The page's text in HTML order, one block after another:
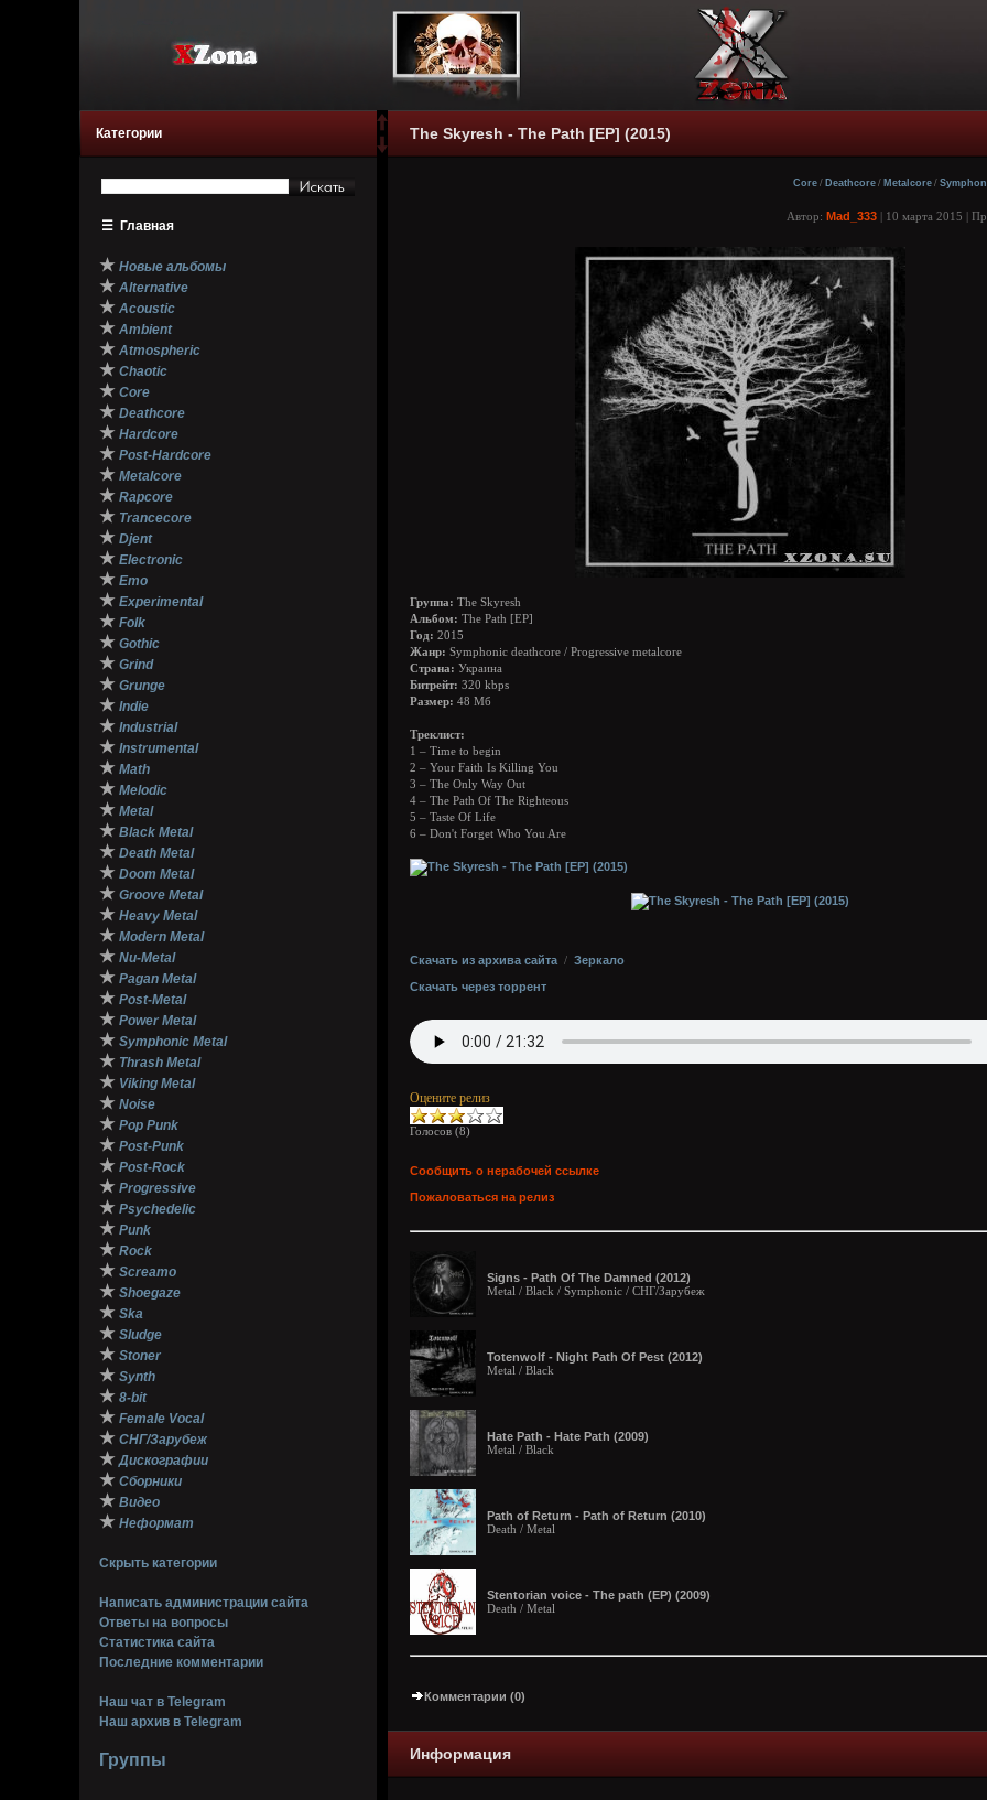
Категории
☰ Главная
★ Новые альбомы
★ Alternative
★ Acoustic
★ Ambient
★ Atmospheric
★ Chaotic
★ Core
★ Deathcore
★ Hardcore
★ Post-Hardcore
★ Metalcore
★ Rapcore
★ Trancecore
★ Djent
★ Electronic
★ Emo
★ Experimental
★ Folk
★ Gothic
★ Grind
★ Grunge
★ Indie
★ Industrial
★ Instrumental
★ Math
★ Melodic
★ Metal
★ Black Metal
★ Death Metal
★ Doom Metal
★ Groove Metal
★ Heavy Metal
★ Modern Metal
★ Nu-Metal
★ Pagan Metal
★ Post-Metal
★ Power Metal
★ Symphonic Metal
★ Thrash Metal
★ Viking Metal
★ Noise
★ Pop Punk
★ Post-Punk
★ Post-Rock
★ Progressive
★ Psychedelic
★ Punk
★ Rock
★ Screamo
★ Shoegaze
★ Ska
★ Sludge
★ Stoner
★ Synth
★ 8-bit
★ Female Vocal
★ СНГ/Зарубеж
★ Дискографии
★ Сборники
★ Видео
★ Неформат
Скрыть категории
Написать администрации сайта
Ответы на вопросы
Статистика сайта
Последние комментарии
Наш чат в Telegram
Наш архив в Telegram
Группы
The Skyresh - The Path [ЕР] (2015)
Core / Deathcore / Metalcore /
Автор: Mad_333 | 10 марта 2015 |
Группа: The Skyresh
Альбом: The Path [ЕР]
Год: 2015
Жанр: Symphonic deathcore / Progressive metalcore
Страна: Украина
Битрейт: 320 kbps
Размер: 48 Мб
Треклист:
1 – Time to begin
2 – Your Faith Is Killing You
3 – The Only Way Out
4 – The Path Of The Righteous
5 – Taste Of Life
6 – Don't Forget Who You Are
Скачать из архива сайта / Зеркало
Скачать через торрент
Оцените релиз
Голосов (8)
Сообщить о нерабочей ссылке
Пожаловаться на релиз
Signs - Path Of The Damned (2012)
Metal / Black / Symphonic / СНГ/Зарубеж
Totenwolf - Night Path Of Pest (2012)
Metal / Black
Hate Path - Hate Path (2009)
Metal / Black
Path of Return - Path of Return (2010)
Death / Metal
Stentorian voice - The path (EP) (2009)
Death / Metal
Комментарии (0)
Информация